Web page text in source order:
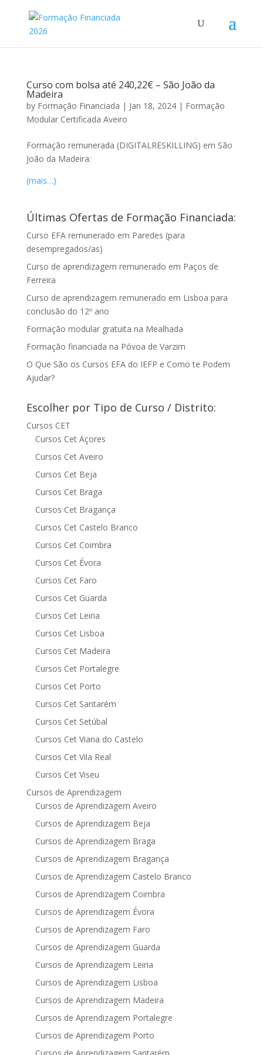
Curso com bolsa até 240,22€ – São João da
Madeira
by Formação Financiada | Jan 18, 2024| Formação
Modular Certificada Aveiro
Formação remunerada (DIGITALRESKILLING) em São
João da Madeira:
(mais…)
Últimas Ofertas de Formação Financiada:
Curso EFA remunerado em Paredes (para
desempregados/as)
Curso de aprendizagem remunerado em Paços de
Ferreira
Curso de aprendizagem remunerado em Lisboa para
conclusão do 12º ano
Formação modular gratuita na Mealhada
Formação financiada na Póvoa de Varzim
O Que São os Cursos EFA do IEFP e Como te Podem
Ajudar?
Escolher por Tipo de Curso / Distrito:
Cursos CET
Cursos Cet Açores
Cursos Cet Aveiro
Cursos Cet Beja
Cursos Cet Braga
Cursos Cet Bragança
Cursos Cet Castelo Branco
Cursos Cet Coimbra
Cursos Cet Évora
Cursos Cet Faro
Cursos Cet Guarda
Cursos Cet Leiria
Cursos Cet Lisboa
Cursos Cet Madeira
Cursos Cet Portalegre
Cursos Cet Porto
Cursos Cet Santarém
Cursos Cet Setúbal
Cursos Cet Viana do Castelo
Cursos Cet Vila Real
Cursos Cet Viseu
Cursos de Aprendizagem
Cursos de Aprendizagem Aveiro
Cursos de Aprendizagem Beja
Cursos de Aprendizagem Braga
Cursos de Aprendizagem Bragança
Cursos de Aprendizagem Castelo Branco
Cursos de Aprendizagem Coimbra
Cursos de Aprendizagem Évora
Cursos de Aprendizagem Faro
Cursos de Aprendizagem Guarda
Cursos de Aprendizagem Leiria
Cursos de Aprendizagem Lisboa
Cursos de Aprendizagem Madeira
Cursos de Aprendizagem Portalegre
Cursos de Aprendizagem Porto